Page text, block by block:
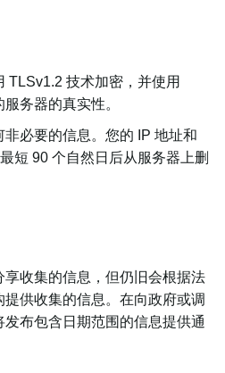
TLSv1.2 技术加密，并使用
务器的真实性。
必要的信息。您的 IP 地址和
短 90 个自然日后从服务器上删
收集的信息，但仍旧会根据法
供收集的信息。在向政府或调
布包含日期范围的信息提供通